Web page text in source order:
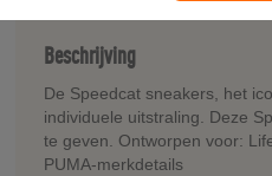
Beschrijving
De Speedcat sneakers, het
individuele uitstraling. Deze
te geven. Ontworpen voor:
PUMA-merkdetails